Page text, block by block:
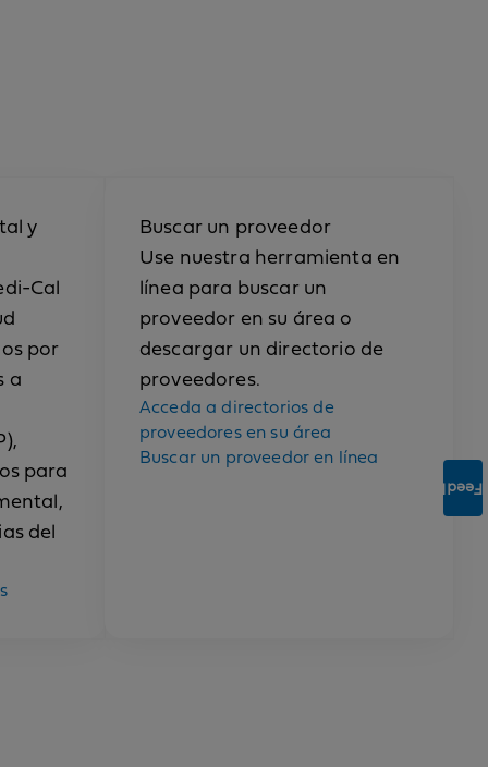
y
Cal
por
a
para
del
Buscar un proveedor
Use nuestra herramienta en
línea para buscar un
proveedor en su área o
descargar un directorio de
proveedores.
Acceda a directorios de
proveedores en su área
Buscar un proveedor en línea
Feedback